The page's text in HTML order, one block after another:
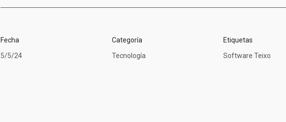
Fecha
5/5/24
Categoría
Tecnología
Etiquetas
Software Teixo